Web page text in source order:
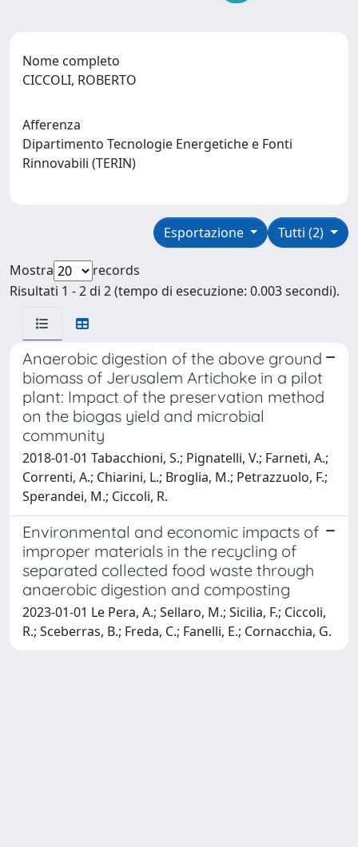
Nome completo
CICCOLI, ROBERTO
Afferenza
Dipartimento Tecnologie Energetiche e Fonti
Rinnovabili (TERIN)
Tutti (2)
Esportazione
Mostra
records
Risultati 1 - 2 di 2 (tempo di esecuzione: 0.003 secondi).
Anaerobic digestion of the above ground
biomass of Jerusalem Artichoke in a pilot
plant: Impact of the preservation method
on the biogas yield and microbial
community
2018-01-01 Tabacchioni, S.; Pignatelli, V.; Farneti, A.;
Correnti, A.; Chiarini, L.; Broglia, M.; Petrazzuolo, F.;
Sperandei, M.; Ciccoli, R.
Environmental and economic impacts of
improper materials in the recycling of
separated collected food waste through
anaerobic digestion and composting
2023-01-01 Le Pera, A.; Sellaro, M.; Sicilia, F.; Ciccoli,
R.; Sceberras, B.; Freda, C.; Fanelli, E.; Cornacchia, G.